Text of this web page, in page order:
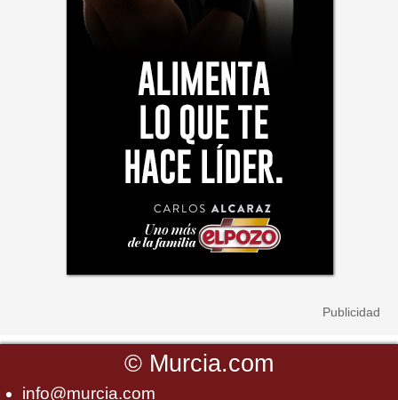
© Murcia.com
info@murcia.com